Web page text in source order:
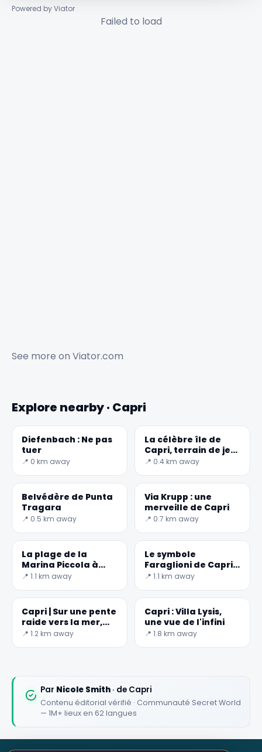
Powered by Viator
Failed to load
See more on Viator.com
Explore nearby · Capri
Diefenbach : Ne pas
tuer
📍 0 km away
La célèbre île de
Capri, terrain de jeu
de la jet-set
Secret World
📍 0.4 km away
Belvédère de Punta
Tragara
📍 0.5 km away
Via Krupp : une
merveille de Capri
📍 0.7 km away
La plage de la
Marina Piccola à
Capri
📍 1.1 km away
Le symbole
Faraglioni de Capri -
Monde secret
📍 1.1 km away
Capri | Sur une pente
raide vers la mer,
Villa Malaparte : un
📍 1.2 km away
Capri : Villa Lysis,
une vue de l'infini
📍 1.8 km away
Par Nicole Smith · de Capri
Contenu éditorial vérifié · Communauté Secret World
— 1M+ lieux en 62 langues
✕
★★★★★